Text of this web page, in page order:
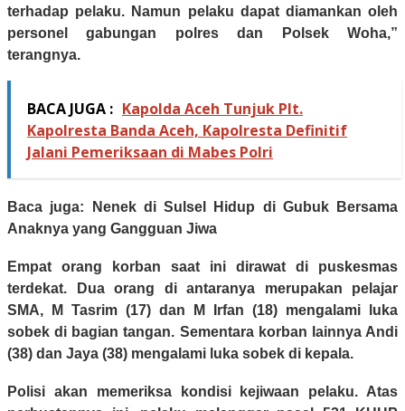
terhadap pelaku. Namun pelaku dapat diamankan oleh
personel gabungan polres dan Polsek Woha,”
terangnya.
BACA JUGA : Kapolda Aceh Tunjuk Plt.
Kapolresta Banda Aceh, Kapolresta Definitif
Jalani Pemeriksaan di Mabes Polri
Baca juga: Nenek di Sulsel Hidup di Gubuk Bersama
Anaknya yang Gangguan Jiwa
Empat orang korban saat ini dirawat di puskesmas
terdekat. Dua orang di antaranya merupakan pelajar
SMA, M Tasrim (17) dan M Irfan (18) mengalami luka
sobek di bagian tangan. Sementara korban lainnya Andi
(38) dan Jaya (38) mengalami luka sobek di kepala.
Polisi akan memeriksa kondisi kejiwaan pelaku. Atas